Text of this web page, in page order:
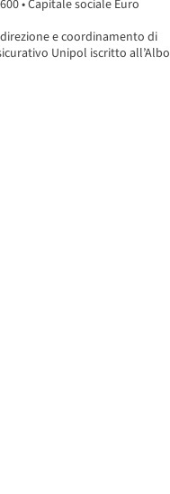
• Capitale sociale Euro
e coordinamento di
Unipol iscritto all’Albo